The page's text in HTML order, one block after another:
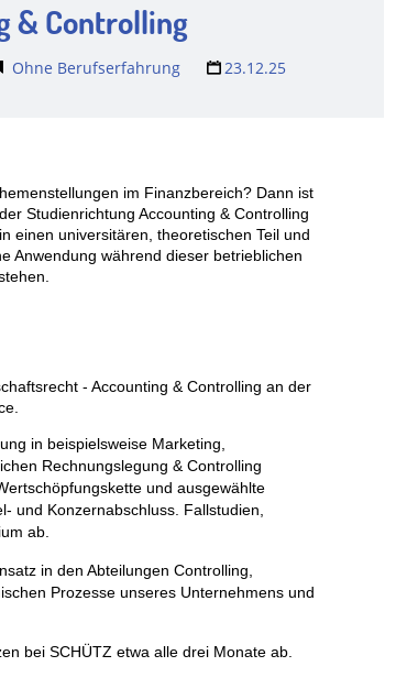
& Controlling
Ohne Berufserfahrung 23.12.25
im Finanzbereich? Dann ist
Studienrichtung Accounting & Controlling
einen universitären, theoretischen Teil und
Anwendung während dieser betrieblichen
- Accounting & Controlling an der
in beispielsweise Marketing,
Rechnungslegung & Controlling
und ausgewählte
und Konzernabschluss. Fallstudien,
ab.
in den Abteilungen Controlling,
Prozesse unseres Unternehmens und
bei SCHÜTZ etwa alle drei Monate ab.